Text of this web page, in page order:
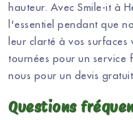
hauteur. Avec Smile-it à
l'essentiel pendant que
leur clarté à vos
tournées pour un
nous pour un devis
Questions